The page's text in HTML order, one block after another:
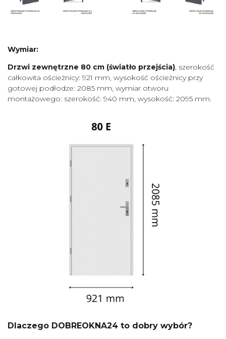
Wymiar:
Drzwi zewnętrzne 80 cm (światło przejścia), szerokość
całkowita ościeżnicy: 921 mm, wysokość ościeżnicy przy
gotowej podłodze: 2085 mm, wymiar otworu
montażowego: szerokość: 940 mm, wysokość: 2095 mm.
Dlaczego DOBREOKNA24 to dobry wybór?